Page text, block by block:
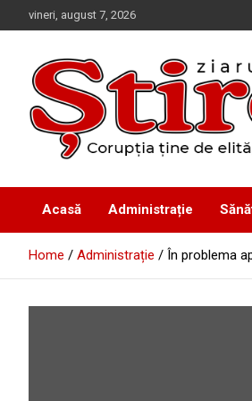
to
vineri, august 7, 2026
Ziarul Știrea
Acasă Administrație
Home Administrație În problema